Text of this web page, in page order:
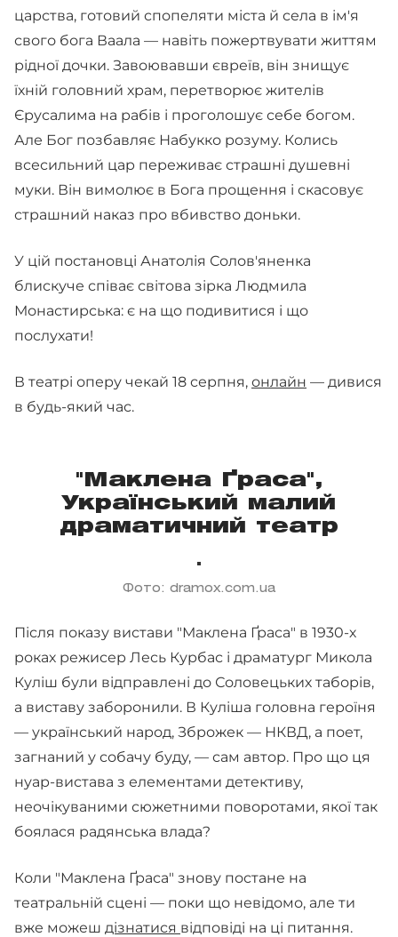
царства, готовий спопеляти міста й села в ім'я
свого бога Ваала — навіть пожертвувати життям
рідної дочки. Завоювавши євреїв, він знищує
їхній головний храм, перетворює жителів
Єрусалима на рабів і проголошує себе богом.
Але Бог позбавляє Набукко розуму. Колись
всесильний цар переживає страшні душевні
муки. Він вимолює в Бога прощення і скасовує
страшний наказ про вбивство доньки.
У цій постановці Анатолія Солов'яненка
блискуче співає світова зірка Людмила
Монастирська: є на що подивитися і що
послухати!
В театрі оперу чекай 18 серпня, онлайн — дивися
в будь-який час.
"Маклена Ґраса",
Український малий
драматичний театр
Фото: dramox.com.ua
Після показу вистави "Маклена Ґраса" в 1930-х
роках режисер Лесь Курбас і драматург Микола
Куліш були відправлені до Соловецьких таборів,
а виставу заборонили. В Куліша головна героїня
— український народ, Зброжек — НКВД, а поет,
загнаний у собачу буду, — сам автор. Про що ця
нуар-вистава з елементами детективу,
неочікуваними сюжетними поворотами, якої так
боялася радянська влада?
Коли "Маклена Ґраса" знову постане на
театральній сцені — поки що невідомо, але ти
вже можеш дізнатися відповіді на ці питання.